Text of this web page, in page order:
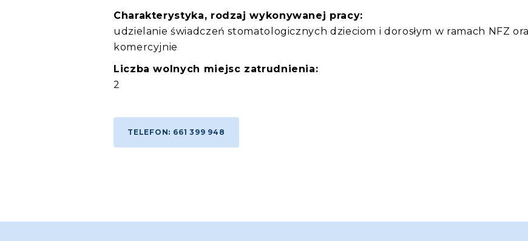
Charakterystyka, rodzaj wykonywanej pracy:
udzielanie świadczeń stomatologicznych dzieciom i dorosłym w ramach NFZ
komercyjnie
Liczba wolnych miejsc zatrudnienia:
2
TELEFON: 661 399 948